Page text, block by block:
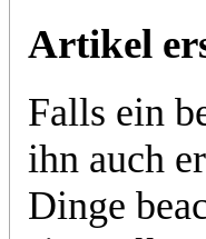
Artikel
Falls ein
ihn auch
Dinge